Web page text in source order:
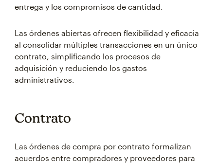
entrega y los compromisos de cantidad.
Las órdenes abiertas ofrecen flexibilidad y eficacia
al consolidar múltiples transacciones en un único
contrato, simplificando los procesos de
adquisición y reduciendo los gastos
administrativos.
Contrato
Las órdenes de compra por contrato formalizan
acuerdos entre compradores y proveedores para